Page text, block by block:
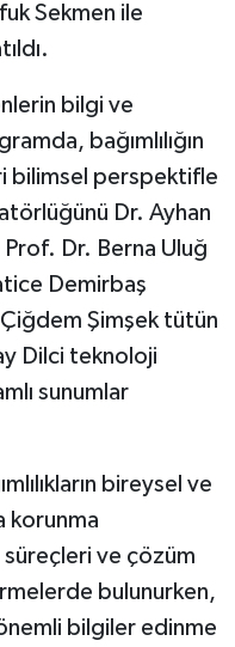
Sekmen ile
bilgi ve
bağımlılığın
bilimsel perspektifle
Dr. Ayhan
Dr. Berna Uluğ
Demirbaş
Çiğdem Şimşek tütün
Dilci teknoloji
sunumlar
bireysel ve
korunma
ve çözüm
bulunurken,
önemli bilgiler edinme